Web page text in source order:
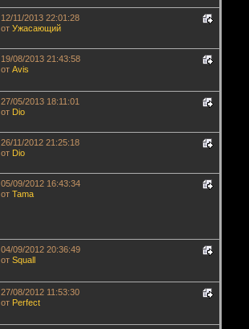
12/11/2013 22:01:28
отУжасающий
19/08/2013 21:43:58
отAvis
27/05/2013 18:11:01
от Dio
26/11/2012 21:25:18
от Dio
05/09/2012 16:43:34
отTama
04/09/2012 20:36:49
отSquall
27/08/2012 11:53:30
от Perfect